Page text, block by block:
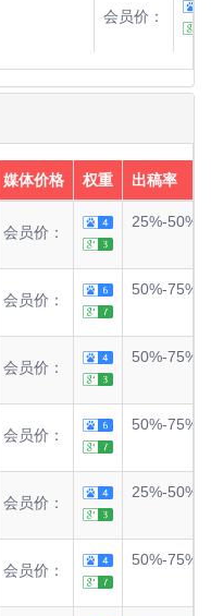
会员价：
媒体价格 权重 出稿率
会员价：
25%-50%
会员价：
50%-75%
会员价：
50%-75%
会员价：
50%-75%
会员价：
25%-50%
会员价：
50%-75%